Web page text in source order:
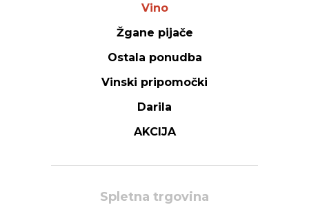
Vino
Žgane pijače
Ostala ponudba
Vinski pripomočki
Darila
AKCIJA
Spletna trgovina